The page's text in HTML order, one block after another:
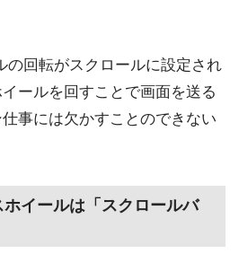
回転がスクロールに設定され
ールを回すことで画面を送る
事には欠かすことのできない
イールは「スクロールバ